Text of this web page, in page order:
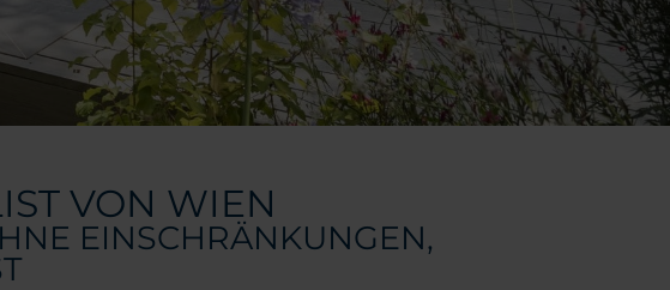
VON WIEN
EINSCHRÄNKUNGEN, U